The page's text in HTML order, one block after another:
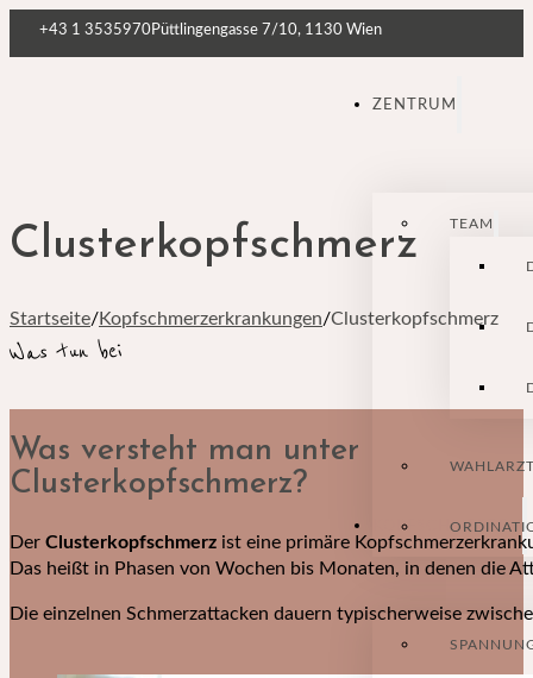
+43 1 3535970Püttlingengasse 7/10, 1130 Wien
ZENTRUM
TEAM
KOPFSCHMERZEN
Clusterkopfschmerz
Startseite/Kopfschmerzerkrankungen/Clusterkopfschmerz
Was tun bei
Was versteht man unter
Clusterkopfschmerz?
Der Clusterkopfschmerz ist eine primäre
Das heißt in Phasen von Wochen bis Monaten, in denen die
Die einzelnen Schmerzattacken dauern typischerweise